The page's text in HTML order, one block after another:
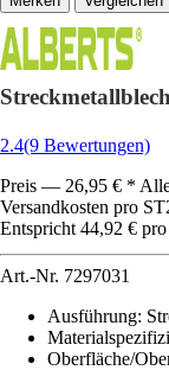
2.4(9 Bewertungen)
Preis — 26,95 € *
Versandkosten pro ST
Entspricht 44,92 € pro
Art.-Nr. 7297031
Ausführung:
Oberfläche/